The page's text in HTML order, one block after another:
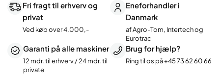
Fri fragt til erhverv og
privat
Ved køb over 4.000,-
Eneforhandler i
Danmark
af Agro-Tom, Intertech og
Eurotrac
Garanti på alle maskiner
12 mdr. til erhverv / 24 mdr. til
private
Brug for hjælp?
Ring til os på+45 73 62 60 66